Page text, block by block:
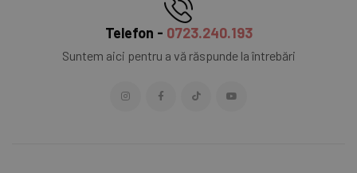
Telefon - 0723.240.193
Suntem aici pentru a vă răspunde la întrebări